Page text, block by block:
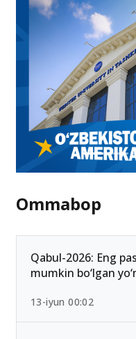
9.04.2025 14:50
Ommabop
Qabul-2026: Eng
mumkin bo‘lgan